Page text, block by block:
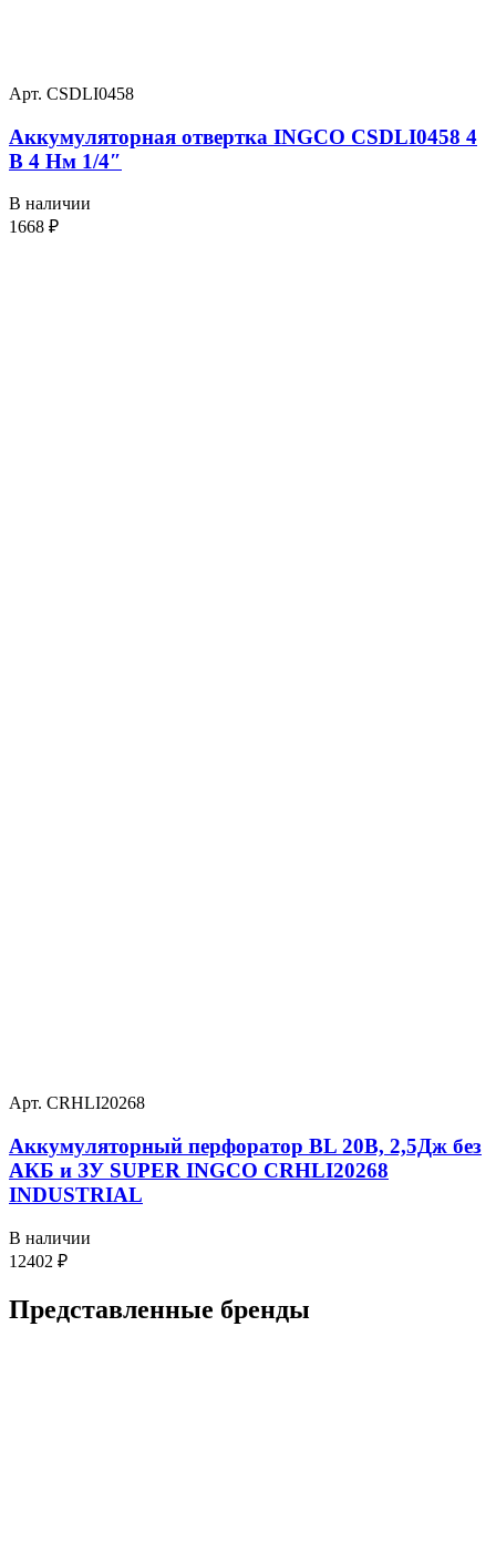
Арт. CSDLI0458
Аккумуляторная отвертка INGCO CSDLI0458 4
В 4 Нм 1/4″
В наличии
1668 ₽
Арт. CRHLI20268
Аккумуляторный перфоратор BL 20В, 2,5Дж без
АКБ и ЗУ SUPER INGCO CRHLI20268
INDUSTRIAL
В наличии
12402 ₽
Представленные бренды